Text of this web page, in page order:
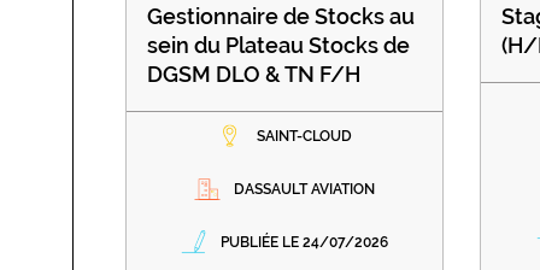
Gestionnaire de Stocks au
sein du Plateau Stocks de
DGSM DLO & TN F/H
SAINT-CLOUD
DASSAULT AVIATION
PUBLIÉE LE 24/07/2026
(H/